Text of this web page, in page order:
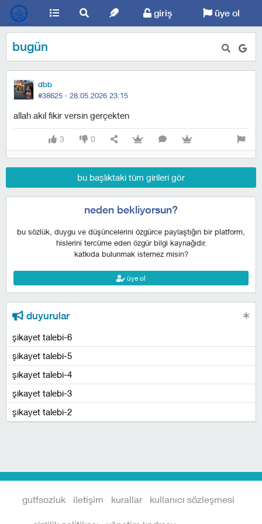
giriş üye ol
bugün
dbb
#38625 · 28.05.2026 23:15
allah akıl fikir versin gerçekten
3 0
bu başlıktaki tüm girileri gör
neden bekliyorsun?
bu sözlük, duygu ve düşüncelerini özgürce paylaştığın bir platform,
hislerini tercüme eden özgür bilgi kaynağıdır.
katkıda bulunmak istemez misin?
üye ol
duyurular
şikayet talebi-6
şikayet talebi-5
şikayet talebi-4
şikayet talebi-3
şikayet talebi-2
gutfsozluk iletişim kurallar kullanıcı sözleşmesi